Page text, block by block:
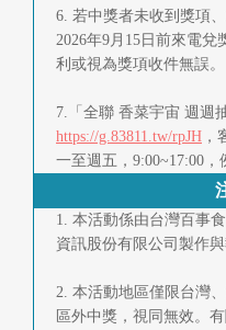
6. 若中獎者未收到獎項
2026年9月15日前來電
利或視為獎項收件無誤。
7.「全聯 香菜宇宙 週週
https://g.83811.tw/rpJH ，
一至週五，9:00~17:00，
1. 本活動係由台灣百事
資訊股份有限公司製作與
2. 本活動地區僅限台灣
區外中獎，視同無效。